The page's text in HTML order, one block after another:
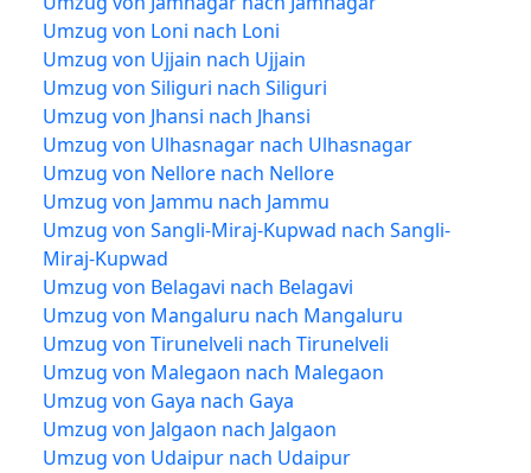
Umzug von Loni nach Loni
Umzug von Ujjain nach Ujjain
Umzug von Siliguri nach Siliguri
Umzug von Jhansi nach Jhansi
Umzug von Ulhasnagar nach Ulhasnagar
Umzug von Nellore nach Nellore
Umzug von Jammu nach Jammu
Umzug von Sangli-Miraj-Kupwad nach Sangli-
Miraj-Kupwad
Umzug von Belagavi nach Belagavi
Umzug von Mangaluru nach Mangaluru
Umzug von Tirunelveli nach Tirunelveli
Umzug von Malegaon nach Malegaon
Umzug von Gaya nach Gaya
Umzug von Jalgaon nach Jalgaon
Umzug von Udaipur nach Udaipur